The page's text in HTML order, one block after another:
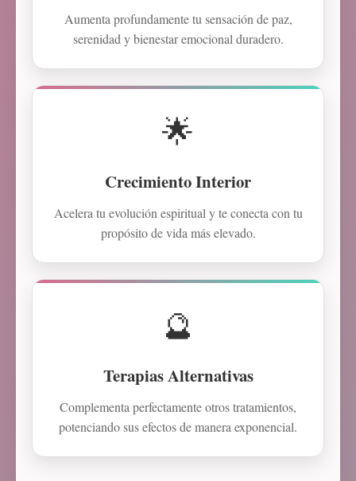
Aumenta profundamente tu sensación de paz,
serenidad y bienestar emocional duradero.
🌟
Crecimiento Interior
Acelera tu evolución espiritual y te conecta con tu
propósito de vida más elevado.
🔮
Terapias Alternativas
Complementa perfectamente otros tratamientos,
potenciando sus efectos de manera exponencial.